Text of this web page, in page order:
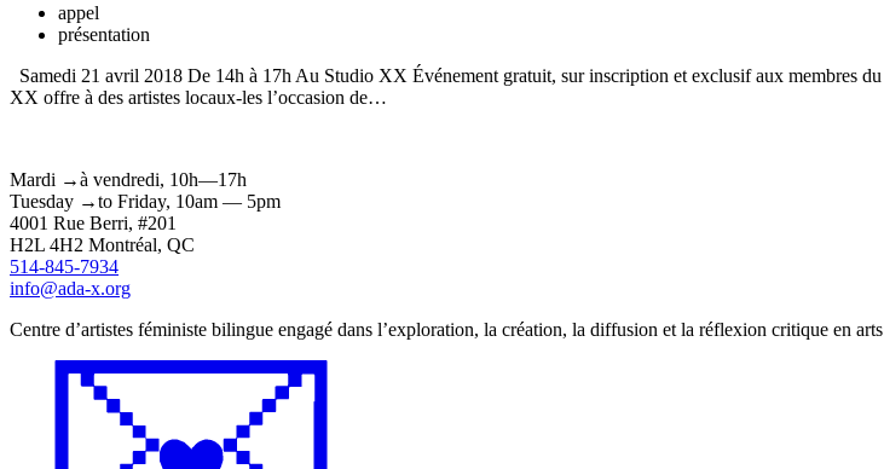
appel
présentation
Samedi 21 avril 2018 De 14h à 17h Au Studio XX Événement gratuit, sur inscription et exclusif aux membres
XX offre à des artistes locaux-les l’occasion de…
Mardi →à vendredi, 10h—17h
Tuesday →to Friday, 10am — 5pm
4001 Rue Berri, #201
H2L 4H2 Montréal, QC
514-845-7934
info@ada-x.org
Centre d’artistes féministe bilingue engagé dans l’exploration, la création, la diffusion et la réflexion critique en